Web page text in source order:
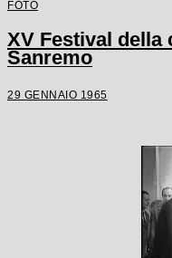
FOTO
XV Festival della
Sanremo
29 GENNAIO 1965